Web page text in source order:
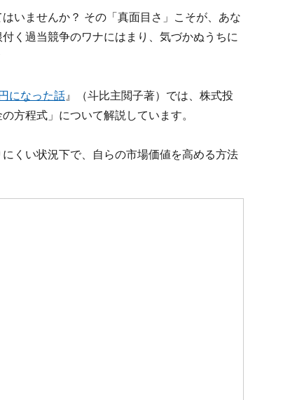
いませんか？ その「真面目さ」こそが、あな
く過当競争のワナにはまり、気づかぬうちに
になった話 』（斗比主閲子著）では、株式投
方程式」について解説しています。
くい状況下で、自らの市場価値を高める方法